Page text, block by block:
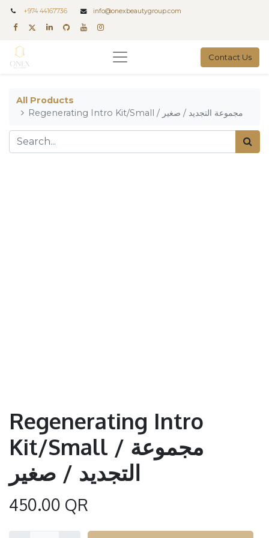
+974 44167736 info@onexbeautygroup.com
Contact Us
All Products
Regenerating Intro Kit/Small / مجموعة التجديد / صغير
Regenerating Intro
Kit/Small / مجموعة
التجديد / صغير
450.00 QR